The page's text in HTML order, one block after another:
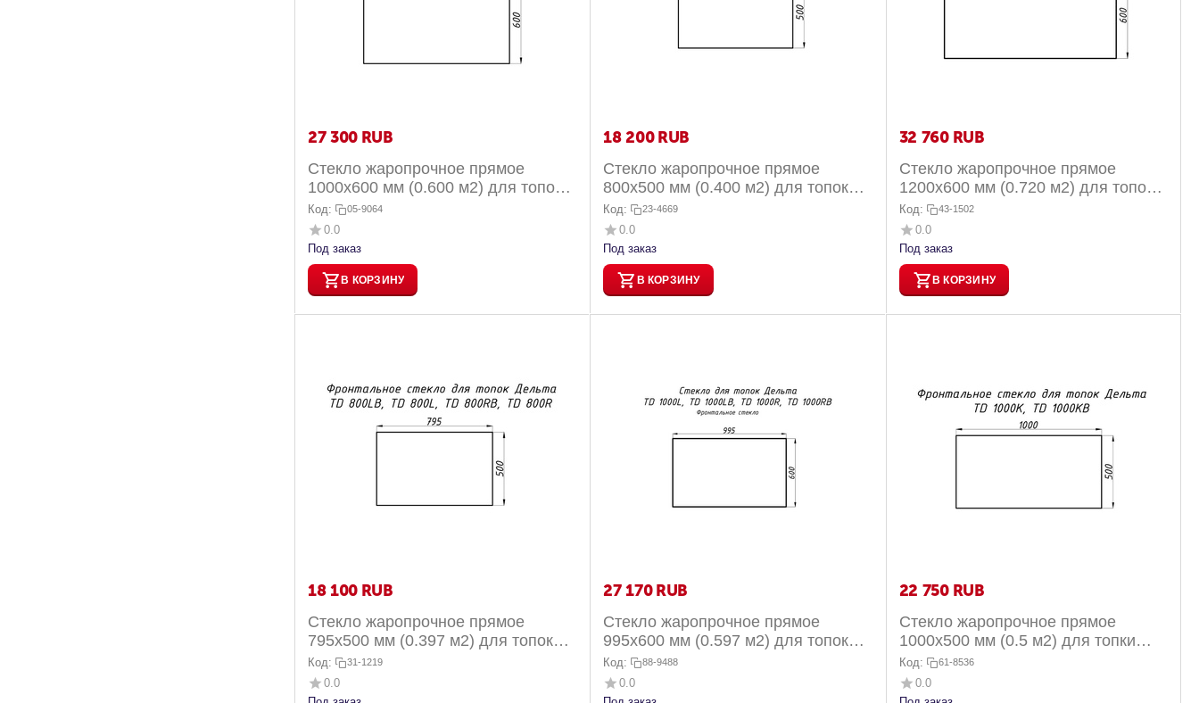
27 300 RUB
Стекло жаропрочное прямое
1000x600 мм (0.600 м2) для топок
Дельта TD 1000 и TD 1000В фр...
Код: 05-9064
0.0
Под заказ
В КОРЗИНУ
18 200 RUB
Стекло жаропрочное прямое
800x500 мм (0.400 м2) для топок
Дельта TD 800 и TD 800В фронт...
Код: 23-4669
0.0
Под заказ
В КОРЗИНУ
32 760 RUB
Стекло жаропрочное прямое
1200x600 мм (0.720 м2) для топок
Дельта TD 1200 и TD 1200В фр...
Код: 43-1502
0.0
Под заказ
В КОРЗИНУ
18 100 RUB
Стекло жаропрочное прямое
795x500 мм (0.397 м2) для топок
Дельта 800L/800R фронтальное
Код: 31-1219
0.0
27 170 RUB
Стекло жаропрочное прямое
995x600 мм (0.597 м2) для топок
Дельта 1000L/1000R фронтальное
Код: 88-9488
0.0
22 750 RUB
Стекло жаропрочное прямое
1000x500 мм (0.5 м2) для топки
Дельта 1000К фронтальное
Код: 61-8536
0.0